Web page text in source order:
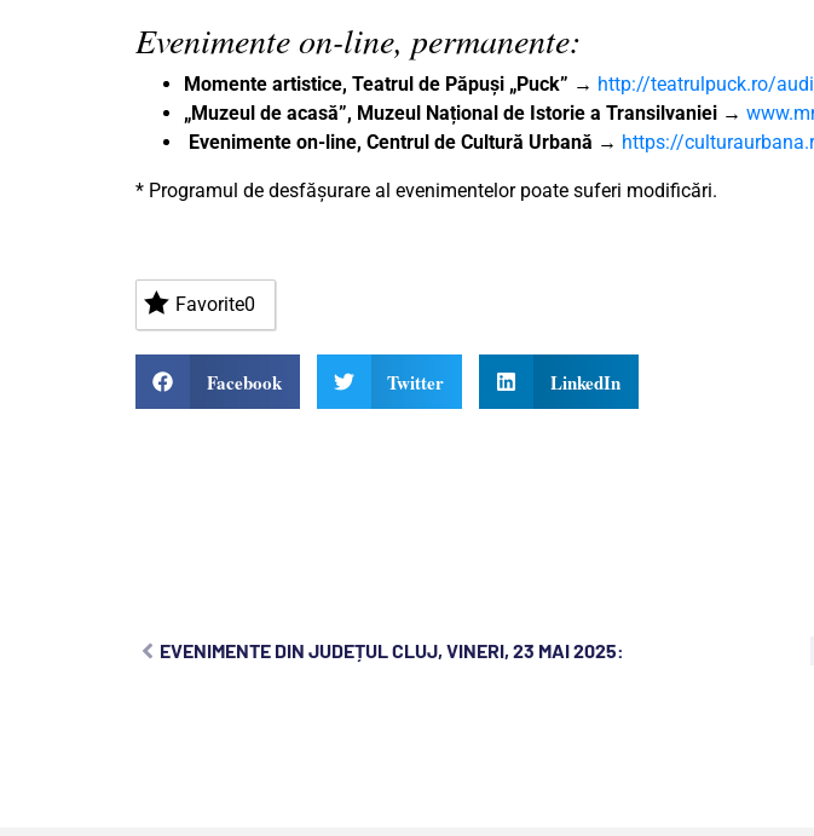
Evenimente on-line, permanente:
Momente artistice, Teatrul de Păpuși „Puck” → http://teatrulpuck.ro/
„Muzeul de acasă”, Muzeul Național de Istorie a Transilvaniei →
Evenimente on-line, Centrul de Cultură Urbană → https://
* Programul de desfășurare al evenimentelor poate suferi modificări.
Favorite0
Facebook Twitter LinkedIn
EVENIMENTE DIN JUDEȚUL CLUJ, VINERI, 23 MAI 2025: